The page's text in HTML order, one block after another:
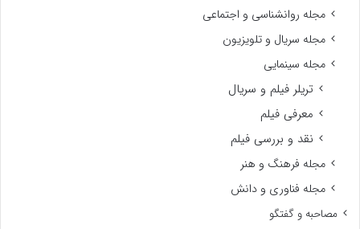
مجله روانشناسی و اجتماعی
مجله سریال و تلویزیون
مجله سینمایی
تریلر فیلم و سریال
معرفی فیلم
نقد و بررسی فیلم
مجله فرهنگ و هنر
مجله فناوری و دانش
مصاحبه و گفتگو